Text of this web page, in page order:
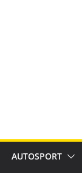
AUTOSPORT